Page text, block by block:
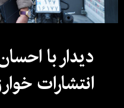
دیدار با
انتشارات